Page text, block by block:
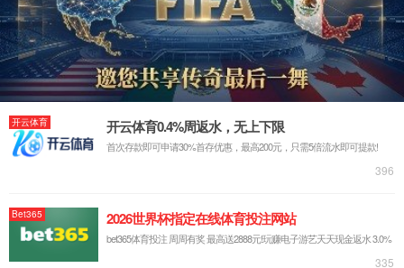
每